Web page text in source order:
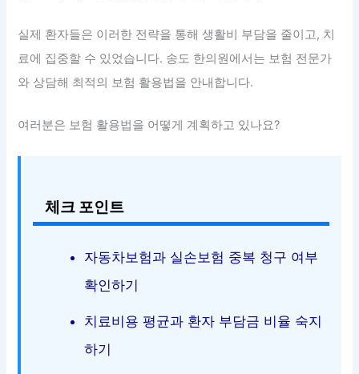
실제 환자들은 이러한 전략을 통해 생활비 부담을 줄이고, 치
료에 집중할 수 있었습니다. 송도 한의원에서는 보험 전문가
와 상담해 최적의 보험 활용법을 안내합니다.
여러분은 보험 활용법을 어떻게 계획하고 있나요?
체크 포인트
자동차보험과 실손보험 중복 청구 여부
확인하기
치료비용 평균과 환자 부담금 비율 숙지
하기